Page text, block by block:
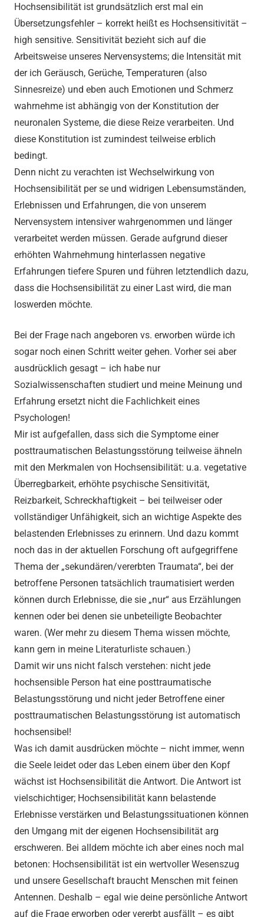
Hochsensibilität ist grundsätzlich erst mal ein
Übersetzungsfehler – korrekt heißt es Hochsensitivität –
high sensitive. Sensitivität bezieht sich auf die
Arbeitsweise unseres Nervensystems; die Intensität mit
der ich Geräusch, Gerüche, Temperaturen (also
Sinnesreize) und eben auch Emotionen und Schmerz
wahrnehme ist abhängig von der Konstitution der
neuronalen Systeme, die diese Reize verarbeiten. Und
diese Konstitution ist zumindest teilweise erblich
bedingt.
Denn nicht zu verachten ist Wechselwirkung von
Hochsensibilität per se und widrigen Lebensumständen,
Erlebnissen und Erfahrungen, die von unserem
Nervensystem intensiver wahrgenommen und länger
verarbeitet werden müssen. Gerade aufgrund dieser
erhöhten Wahrnehmung hinterlassen negative
Erfahrungen tiefere Spuren und führen letztendlich dazu,
dass die Hochsensibilität zu einer Last wird, die man
loswerden möchte.
Bei der Frage nach angeboren vs. erworben würde ich
sogar noch einen Schritt weiter gehen. Vorher sei aber
ausdrücklich gesagt – ich habe nur
Sozialwissenschaften studiert und meine Meinung und
Erfahrung ersetzt nicht die Fachlichkeit eines
Psychologen!
Mir ist aufgefallen, dass sich die Symptome einer
posttraumatischen Belastungsstörung teilweise ähneln
mit den Merkmalen von Hochsensibilität: u.a. vegetative
Überregbarkeit, erhöhte psychische Sensitivität,
Reizbarkeit, Schreckhaftigkeit – bei teilweiser oder
vollständiger Unfähigkeit, sich an wichtige Aspekte des
belastenden Erlebnisses zu erinnern. Und dazu kommt
noch das in der aktuellen Forschung oft aufgegriffene
Thema der „sekundären/vererbten Traumata“, bei der
betroffene Personen tatsächlich traumatisiert werden
können durch Erlebnisse, die sie „nur“ aus Erzählungen
kennen oder bei denen sie unbeteiligte Beobachter
waren. (Wer mehr zu diesem Thema wissen möchte,
kann gern in meine Literaturliste schauen.)
Damit wir uns nicht falsch verstehen: nicht jede
hochsensible Person hat eine posttraumatische
Belastungsstörung und nicht jeder Betroffene einer
posttraumatischen Belastungsstörung ist automatisch
hochsensibel!
Was ich damit ausdrücken möchte – nicht immer, wenn
die Seele leidet oder das Leben einem über den Kopf
wächst ist Hochsensibilität die Antwort. Die Antwort ist
vielschichtiger; Hochsensibilität kann belastende
Erlebnisse verstärken und Belastungssituationen können
den Umgang mit der eigenen Hochsensibilität arg
erschweren. Bei alldem möchte ich aber eines noch mal
betonen: Hochsensibilität ist ein wertvoller Wesenszug
und unsere Gesellschaft braucht Menschen mit feinen
Antennen. Deshalb – egal wie deine persönliche Antwort
auf die Frage erworben oder vererbt ausfällt – es gibt